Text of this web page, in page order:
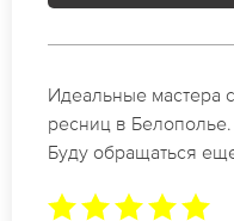
Спасибо огромное.
ресниц в Белополье
все было готово.